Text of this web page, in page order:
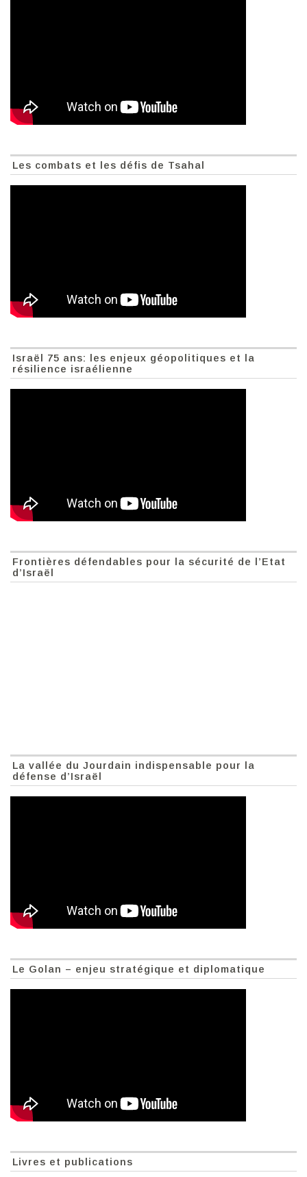
Les combats et les défis de Tsahal
Israël 75 ans: les enjeux géopolitiques et la
résilience israélienne
Frontières défendables pour la sécurité de l’Etat
d’Israël
La vallée du Jourdain indispensable pour la
défense d’Israël
Le Golan – enjeu stratégique et diplomatique
Livres et publications